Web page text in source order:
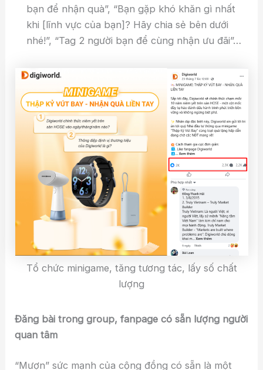
bạn để nhận quà”, “Bạn gặp khó khăn gì nhất
khi [lĩnh vực của bạn]? Hãy chia sẻ bên dưới
nhé!”, “Tag 2 người bạn để cùng nhận ưu đãi”…
Tổ chức minigame, tăng tương tác, lấy số chất
lượng
Đăng bài trong group, fanpage có sẵn lượng người
quan tâm
“Mượn” sức mạnh của cộng đồng có sẵn là một